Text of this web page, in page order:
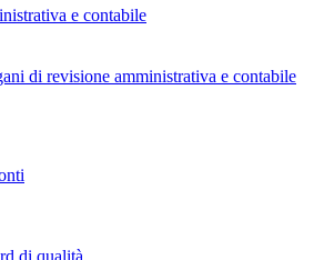
e contabile
di revisione amministrativa e contabile
di qualità